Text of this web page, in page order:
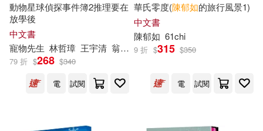
許宏瑋(1) 許文豪(1)
許楚君(1) 謝孟良(1)
賴鬱如(1) 趙如璽(1)
鄒敦伶(1)
動物星球偵探事件簿2推理要在
放學後
中文書
寵物先生 林哲璋 王宇清 翁裕庭 郭瀞婷 陳又津
79 折 $268 $340
電
試閱
華氏零度(陳郁如的旅行風景1)
中文書
陳郁如 61chi
9 折 $315 $350
電 試閱